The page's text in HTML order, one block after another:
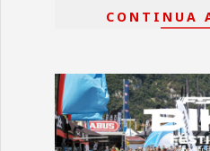
CONTINUA